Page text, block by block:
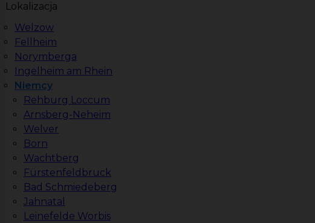
Lokalizacja
Welzow
Fellheim
Norymberga
Ingelheim am Rhein
Niemcy
Rehburg Loccum
Arnsberg-Neheim
Welver
Born
Wachtberg
Fürstenfeldbruck
Bad Schmiedeberg
Jahnatal
Leinefelde Worbis